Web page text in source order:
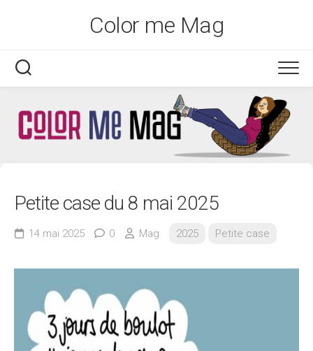
Color me Mag
Petite case du 8 mai 2025
14 mai 2025 0 Mag 2025 Petite case